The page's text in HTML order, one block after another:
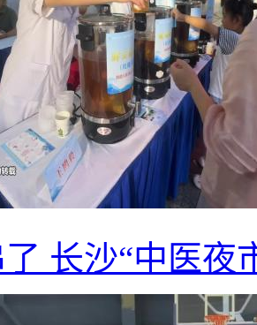
长沙“中医夜